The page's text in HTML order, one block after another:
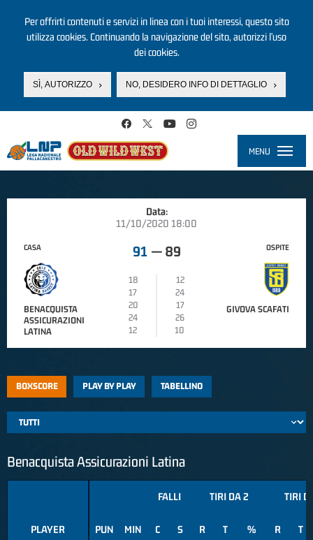
Per offrirti contenuti e servizi in linea con i tuoi interessi, questo sito
utilizza cookies. Continuando la navigazione del sito, autorizzi l’uso
dei cookies.
SÌ, AUTORIZZO NO, DESIDERO INFO DI DETTAGLIO
MENU
Data:
11/10/2020 18:00
CASA
BENACQUISTA
ASSICURAZIONI
LATINA
91 — 89
18
12
17
24
20
17
24
26
12
10
OSPITE
GIVOVA SCAFATI
BOXSCORE PLAY BY PLAY TABELLINO
Benacquista Assicurazioni Latina
PLAYER
FALLI TIRI DA 2 TIRI
PUN MIN C S R T % R T